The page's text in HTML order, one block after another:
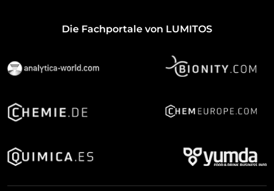
Die Fachportale von LUMITOS